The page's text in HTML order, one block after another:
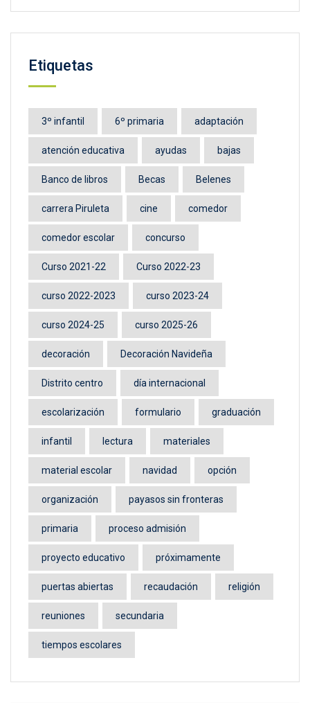
Etiquetas
3º infantil 6º primaria adaptación
atención educativa ayudas bajas
Banco de libros Becas Belenes
carrera Piruleta cine comedor
comedor escolar concurso
Curso 2021-22 Curso 2022-23
curso 2022-2023 curso 2023-24
curso 2024-25 curso 2025-26
decoración Decoración Navideña
Distrito centro día internacional
escolarización formulario graduación
infantil lectura materiales
material escolar navidad opción
organización payasos sin fronteras
primaria proceso admisión
proyecto educativo próximamente
puertas abiertas recaudación religión
reuniones secundaria
tiempos escolares